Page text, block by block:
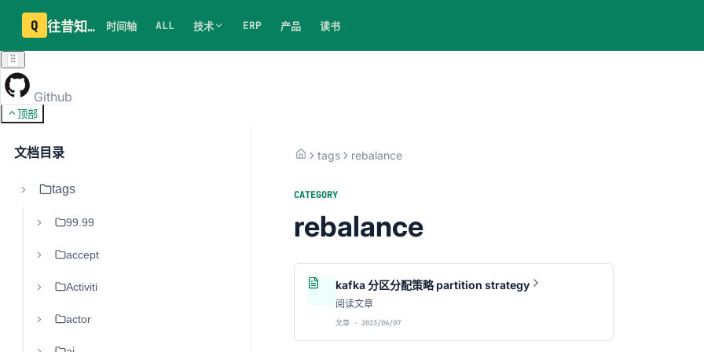
Q 往昔知识库 时间轴 ALL 技术 ERP 产品 读书
Github
顶部
文档目录
tags
99.99
accept
Activiti
actor
tags rebalance
CATEGORY
rebalance
kafka 分区分配策略 partition strategy
阅读文章
文章 · 2023/06/07